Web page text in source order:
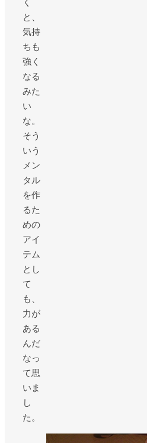
と、
気持
ちも
強く
なる
みた
い
な。
そう
いう
メン
タル
を作
るた
めの
アイ
テム
とし
て
も、
力が
ある
んだ
なっ
て思
いま
し
た。